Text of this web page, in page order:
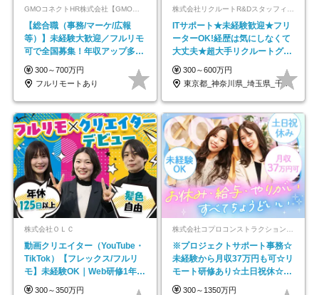
GMOコネクトHR株式会社【GMOインターネットグループ】
【総合職（事務/マーケ/広報
等）】未経験大歓迎／フルリモ
可で全国募集！年収アップ多数
★年休最大130日★
300～700万円
フルリモートあり
ITサポート★未経験歓迎★フリ
ーターOK!経歴は気にしなくて
大丈夫★超大手リクルートグル
ープの正社員/sg
300～600万円
東京都_神奈川県_埼玉県_千葉県_大阪府…
株式会社ＯＬＣ
動画クリエイター（YouTube・
TikTok）【フレックス/フルリ
モ】未経験OK｜Web研修1年間
｜副業OK
300～350万円
※プロジェクトサポート事務☆
未経験から月収37万円も可☆リ
モート研修あり☆土日祝休☆20
代～30代活躍/b
300～1350万円